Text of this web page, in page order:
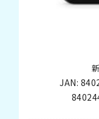
JAN: